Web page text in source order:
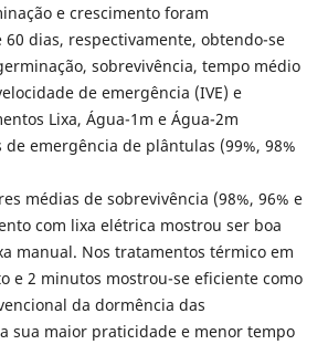
e crescimento foram
dias, respectivamente, obtendo-se
sobrevivência, tempo médio
de emergência (IVE) e
Lixa, Água-1m e Água-2m
emergência de plântulas (99%, 98%
médias de sobrevivência (98%, 96% e
com lixa elétrica mostrou ser boa
manual. Nos tratamentos térmico em
e 2 minutos mostrou-se eficiente como
da dormência das
sua maior praticidade e menor tempo